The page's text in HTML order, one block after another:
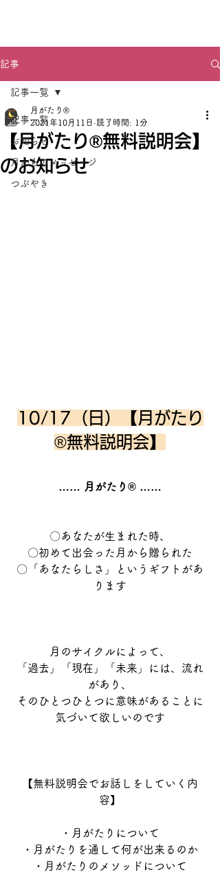
記事
記事一覧
お知らせ
月からのメッセージ
つぶやき
記事一覧
【月がたり®無料説明会】
のお知らせ
月がたり®
2021年10月11日 読了時間: 1分
10/17（日）【月がたり
®無料説明会】
…… 月がたり® ……
〇あなたが生まれた時、
〇初めて出会った月から贈られた
〇「あなたらしさ」というギフトがあ
ります
月のサイクルによって、
「過去」「現在」「未来」には、流れ
があり、
そのひとつひとつに意味があることに
気づいて欲しいのです
【無料説明会でお話しをしていく内
容】
・月がたりについて
・月がたりを通して何が出来るのか
・月がたりのメソッドについて